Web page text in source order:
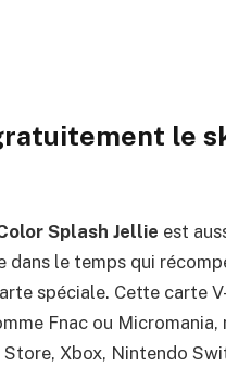
le
Splash Jellie est
dans le temps qui
spéciale. Cette carte
Fnac ou Micromania,
Xbox, Nintendo